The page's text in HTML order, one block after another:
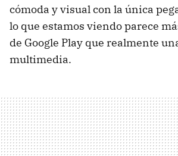
cómoda y visual con la única
lo que estamos viendo parece
de Google Play que realmente
multimedia.